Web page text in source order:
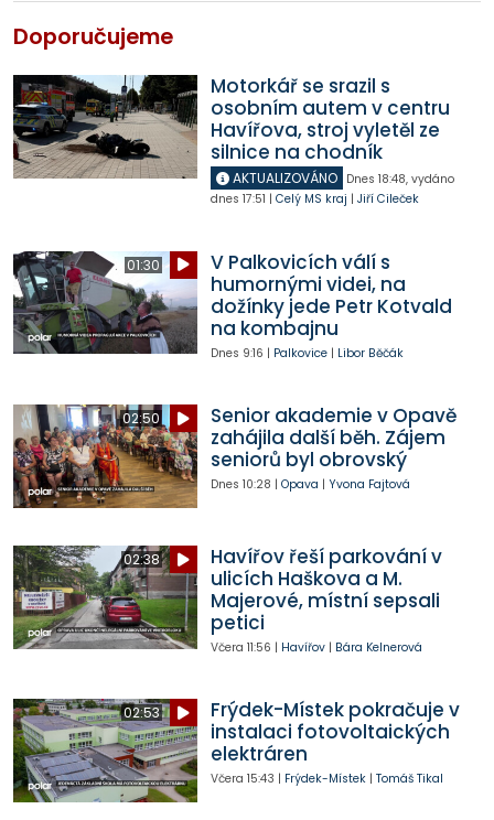
Doporučujeme
Motorkář se srazil s
osobním autem v centru
Havířova, stroj vyletěl ze
silnice na chodník
AKTUALIZOVÁNO Dnes 18:48, vydáno
dnes 17:51 | Celý MS kraj | Jiří Cileček
01:30
V Palkovicích válí s
humornými videi, na
dožínky jede Petr Kotvald
na kombajnu
Dnes 9:16 | Palkovice| Libor Běčák
02:50
Senior akademie v Opavě
zahájila další běh. Zájem
seniorů byl obrovský
Dnes 10:28 | Opava | Yvona Fajtová
02:38
Havířov řeší parkování v
ulicích Haškova a M.
Majerové, místní sepsali
petici
Včera 11:56 | Havířov| Bára Kelnerová
02:53
Frýdek-Místek pokračuje v
instalaci fotovoltaických
elektráren
Včera 15:43 | Frýdek-Místek| Tomáš Tikal